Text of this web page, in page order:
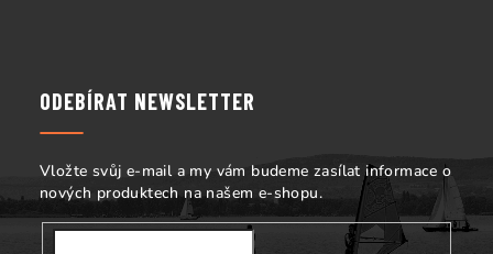
ODEBÍRAT NEWSLETTER
Vložte svůj e-mail a my vám budeme zasílat informace o
nových produktech na našem e-shopu.